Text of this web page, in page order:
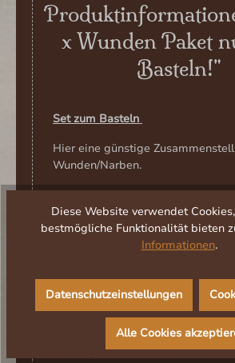
x Wunden Paket
Basteln!"
Set zum Basteln
Hier eine günstige
Wunden/Narben.
1. Samurai Halswunde 2.
Narben/Wunden 4. Wildling
siehe Fotos
Mindesthaltbarkeits-Datum
sind älter als 5 Jahre. Daher NUR
Material: Latex Paket mit
Diese Website verwendet
bestmögliche Funktionalität bieten
Informationen.
Datenschutzeinstellungen
Alle Cookies